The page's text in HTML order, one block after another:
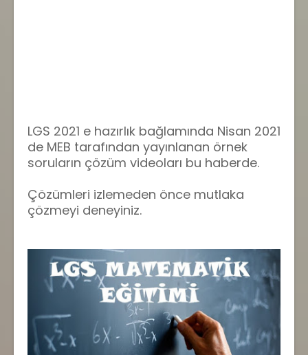
LGS 2021 e hazırlık bağlamında Nisan 2021
de MEB tarafından yayınlanan örnek
soruların çözüm videoları bu haberde.
Çözümleri izlemeden önce mutlaka
çözmeyi deneyiniz.